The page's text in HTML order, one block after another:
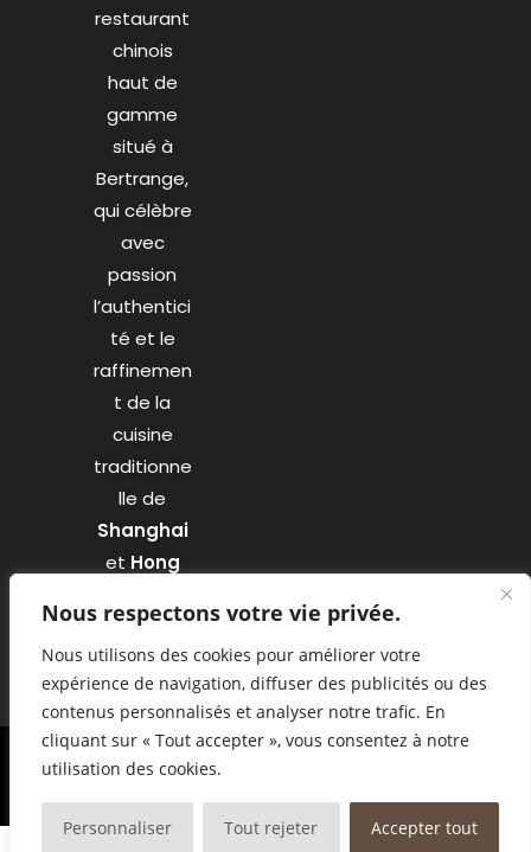
Nous respectons votre vie privée.
Nous utilisons des cookies pour améliorer votre
expérience de navigation, diffuser des publicités ou des
contenus personnalisés et analyser notre trafic. En
cliquant sur « Tout accepter », vous consentez à notre
utilisation des cookies.
Personnaliser Tout rejeter Accepter tout
restaurant
chinois
haut de
gamme
situé à
Bertrange,
qui célèbre
avec
passion
l’authentici
té et le
raffinemen
t de la
cuisine
traditionne
lle de
Shanghai
et Hong
© Copyright - Restaurant Confucius | Designed by Agency